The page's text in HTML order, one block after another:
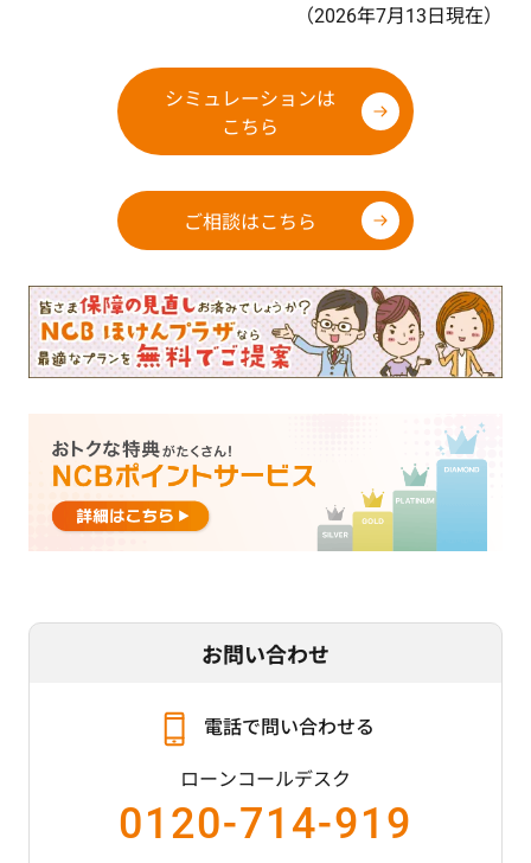
（2026年7月13日現在）
シミュレーションは
こちら
ご相談はこちら
お問い合わせ
電話で問い合わせる
ローンコールデスク
0120-714-919